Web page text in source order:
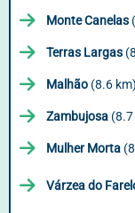
Monte Canelas
Terras Largas
Malhão (8.6 km)
Zambujosa
Mulher Morta
Várzea do